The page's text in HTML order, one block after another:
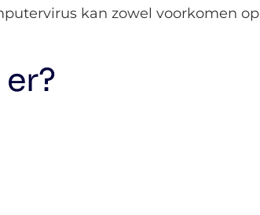
kan zowel voorkomen op